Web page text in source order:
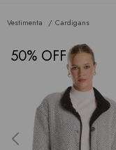
Vestimenta Cardigans
50
las
marcas